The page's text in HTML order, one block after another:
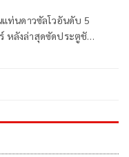
ท่นดาวซัลโวอันดับ 5
หลังล่าสุดซัดประตูชัย